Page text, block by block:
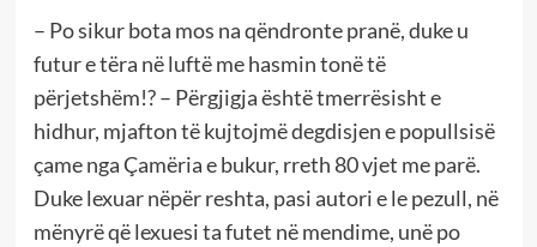
– Po sikur bota mos na qëndronte pranë, duke u
futur e tëra në luftë me hasmin tonë të
përjetshëm!? – Përgjigja është tmerrësisht e
hidhur, mjafton të kujtojmë degdisjen e popullsisë
çame nga Çamëria e bukur, rreth 80 vjet me parë.
Duke lexuar nëpër reshta, pasi autori e le pezull, në
mënyrë që lexuesi ta futet në mendime, unë po